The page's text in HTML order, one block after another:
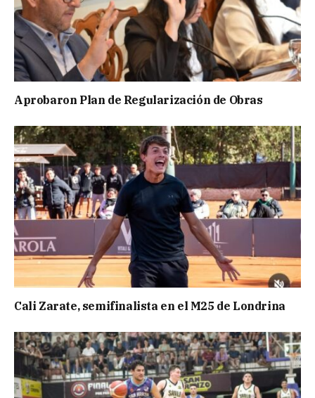
Aprobaron Plan de Regularización de Obras
Cali Zarate, semifinalista en el M25 de Londrina